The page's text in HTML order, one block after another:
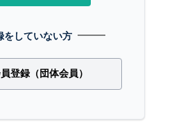
をしていない方
登録（団体会員）